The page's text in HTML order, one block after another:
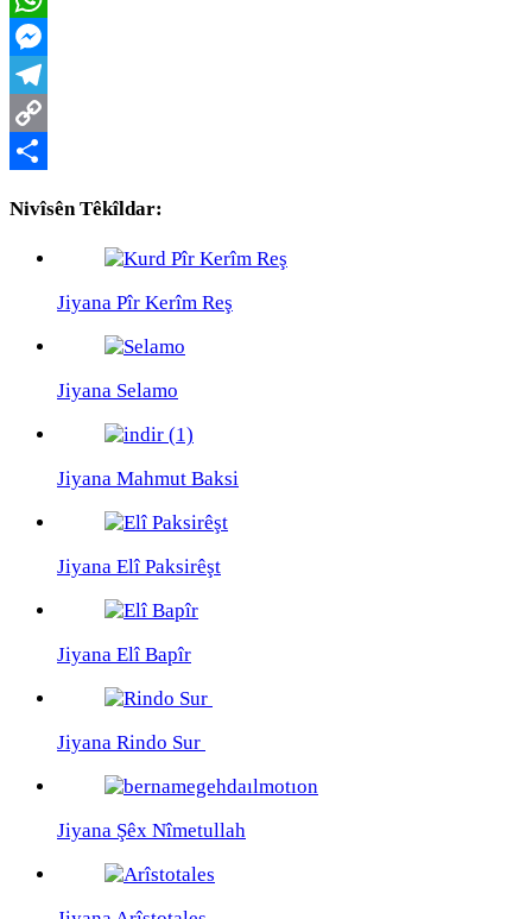
WhatsApp
Messenger
Telegram
Copy
Nivîsên Têkîldar:
Jiyana Pîr Kerîm Reş
Jiyana Selamo
Jiyana Mahmut Baksi
Jiyana Elî Paksirêşt
Jiyana Elî Bapîr
Jiyana Rindo Sur
Jiyana Şêx Nîmetullah